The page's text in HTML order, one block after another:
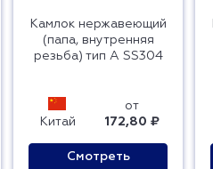
Камлок нержавеющий
(папа, внутренняя
резьба) тип A SS304
Китай
от
172,80 ₽
Смотреть